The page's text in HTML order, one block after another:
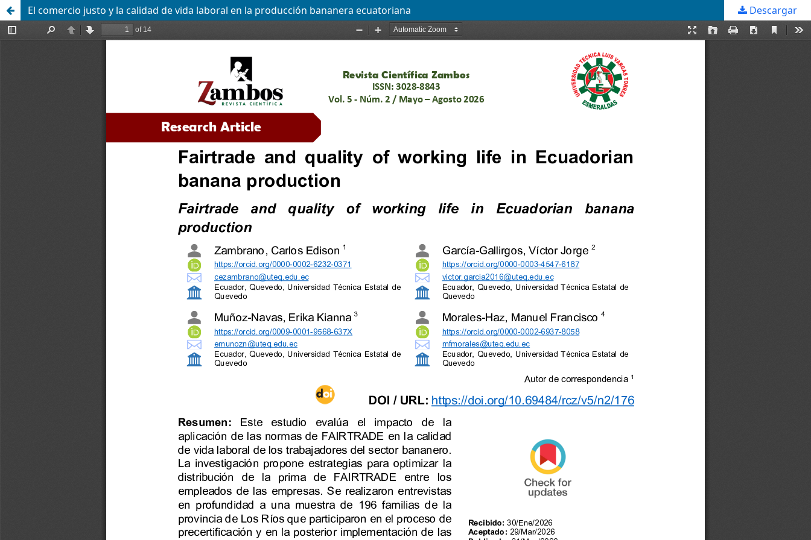
El comercio justo y la calidad de vida laboral en la producción bananera ecuatoriana Descargar